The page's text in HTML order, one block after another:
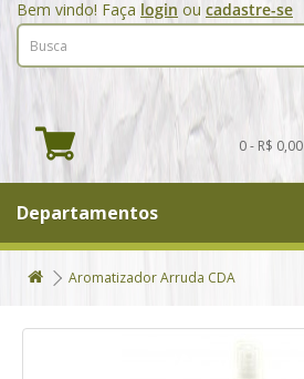
Bem vindo! Faça login ou cadastre-se
0 - R$ 0,00
Departamentos
Aromatizador Arruda CDA